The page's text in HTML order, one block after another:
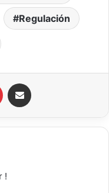
Regulación
!